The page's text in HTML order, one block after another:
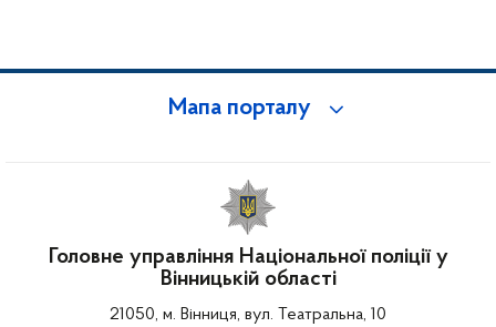
Мапа порталу
Головне управління Національної поліції у
Вінницькій області
21050, м. Вінниця, вул. Театральна, 10